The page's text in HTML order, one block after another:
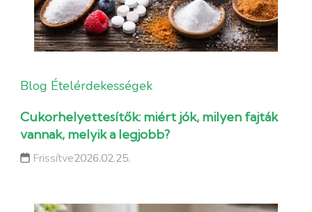
Blog Ételérdekességek
Cukorhelyettesítők: miért jók, milyen fajták
vannak, melyik a legjobb?
Frissítve2026.02.25.